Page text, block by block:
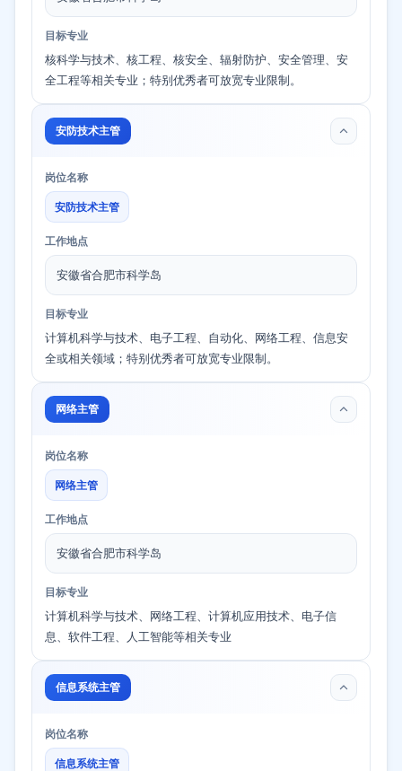
目标专业
核科学与技术、核工程、核安全、辐射防护、安全管理、安
全工程等相关专业；特别优秀者可放宽专业限制。
安防技术主管
岗位名称
安防技术主管
工作地点
安徽省合肥市科学岛
目标专业
计算机科学与技术、电子工程、自动化、网络工程、信息安
全或相关领域；特别优秀者可放宽专业限制。
网络主管
岗位名称
网络主管
工作地点
安徽省合肥市科学岛
目标专业
计算机科学与技术、网络工程、计算机应用技术、电子信
息、软件工程、人工智能等相关专业
信息系统主管
岗位名称
信息系统主管